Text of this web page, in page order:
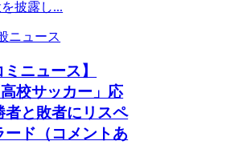
披露し...
ニュース
ニュース】
校サッカー」応
者と敗者にリスペ
ード（コメントあ